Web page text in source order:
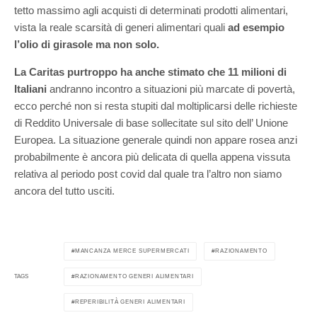
tetto massimo agli acquisti di determinati prodotti alimentari,
vista la reale scarsità di generi alimentari quali ad esempio
l’olio di girasole ma non solo.
La Caritas purtroppo ha anche stimato che 11 milioni di
Italiani andranno incontro a situazioni più marcate di povertà,
ecco perché non si resta stupiti dal moltiplicarsi delle richieste
di Reddito Universale di base sollecitate sul sito dell’ Unione
Europea. La situazione generale quindi non appare rosea anzi
probabilmente è ancora più delicata di quella appena vissuta
relativa al periodo post covid dal quale tra l’altro non siamo
ancora del tutto usciti.
TAGS
MANCANZA MERCE SUPERMERCATI RAZIONAMENTO
RAZIONAMENTO GENERI ALIMENTARI
REPERIBILITÀ GENERI ALIMENTARI